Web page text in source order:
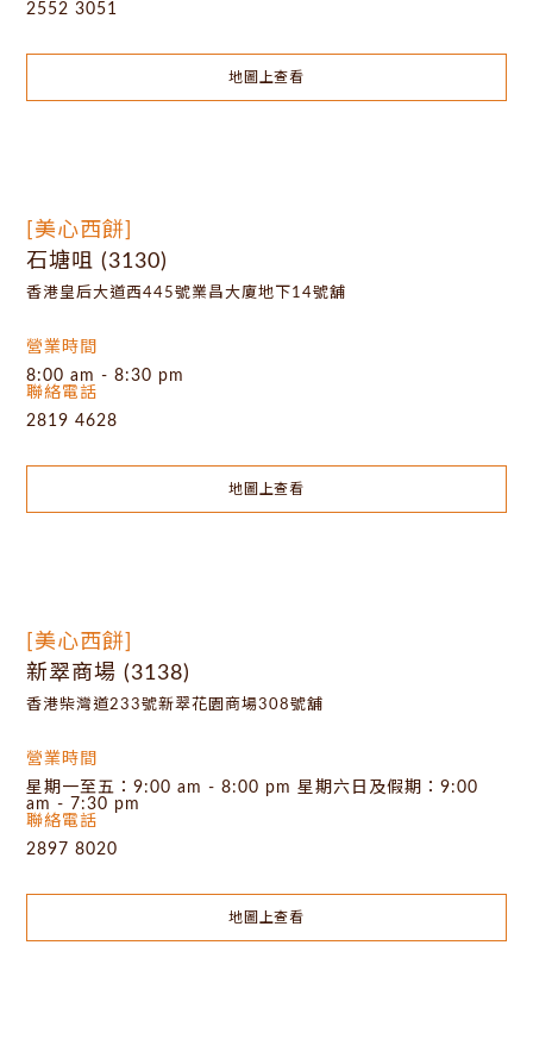
2552 3051
地圖上查看
[美心西餅]
石塘咀 (3130)
香港皇后大道西445號業昌大廈地下14號舖
營業時間
8:00 am - 8:30 pm
聯絡電話
2819 4628
地圖上查看
[美心西餅]
新翠商場 (3138)
香港柴灣道233號新翠花園商場308號舖
營業時間
星期一至五：9:00 am - 8:00 pm 星期六日及假期：9:00
am - 7:30 pm
聯絡電話
2897 8020
地圖上查看